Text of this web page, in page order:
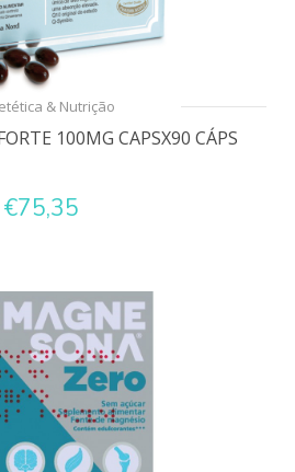
& Nutrição
100MG CAPSX90 CÁPS
€75,35